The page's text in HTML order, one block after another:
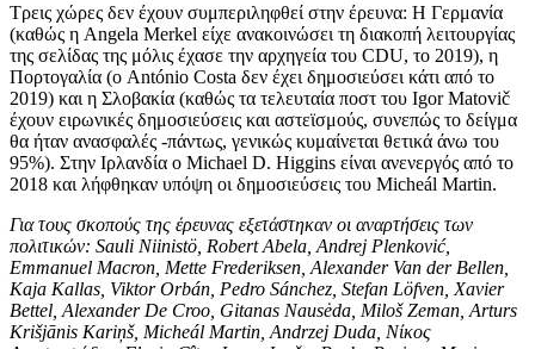
Τρεις χώρες δεν έχουν συμπεριληφθεί στην έρευνα: Η Γερμανία
(καθώς η Angela Merkel είχε ανακοινώσει τη διακοπή λειτουργίας
της σελίδας της μόλις έχασε την αρχηγεία του CDU, το 2019), η
Πορτογαλία (ο António Costa δεν έχει δημοσιεύσει κάτι από το
2019) και η Σλοβακία (καθώς τα τελευταία ποστ του Igor Matovič
έχουν ειρωνικές δημοσιεύσεις και αστεϊσμούς, συνεπώς το δείγμα
θα ήταν ανασφαλές -πάντως, γενικώς κυμαίνεται θετικά άνω του
95%). Στην Ιρλανδία ο Michael D. Higgins είναι ανενεργός από το
2018 και λήφθηκαν υπόψη οι δημοσιεύσεις του Micheál Martin.
Για τους σκοπούς της έρευνας εξετάστηκαν οι αναρτήσεις των
πολιτικών: Sauli Niinistö, Robert Abela, Andrej Plenković,
Emmanuel Macron, Mette Frederiksen, Alexander Van der Bellen,
Kaja Kallas, Viktor Orbán, Pedro Sánchez, Stefan Löfven, Xavier
Bettel, Alexander De Croo, Gitanas Nausėda, Miloš Zeman, Arturs
Krišjānis Kariņš, Micheál Martin, Andrzej Duda, Νίκος